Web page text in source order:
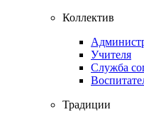
Коллектив
Учителя
Служба
Традиции